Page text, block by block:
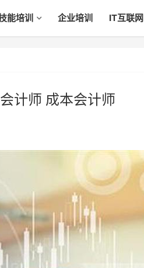
能培训 企业培训 IT互联网
计师 成本会计师